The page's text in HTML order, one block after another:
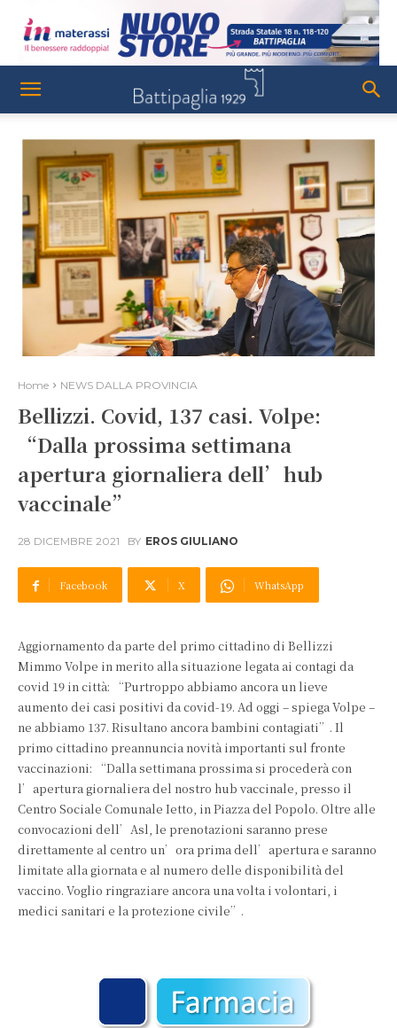
Home NEWS DALLA PROVINCIA
Bellizzi. Covid, 137 casi. Volpe:
“Dalla prossima settimana
apertura giornaliera dell’hub
vaccinale”
28 DICEMBRE 2021 BY EROS GIULIANO
Facebook X WhatsApp
Aggiornamento da parte del primo cittadino di Bellizzi
Mimmo Volpe in merito alla situazione legata ai contagi da
covid 19 in città: “Purtroppo abbiamo ancora un lieve
aumento dei casi positivi da covid-19. Ad oggi – spiega Volpe –
ne abbiamo 137. Risultano ancora bambini contagiati”. Il
primo cittadino preannuncia novità importanti sul fronte
vaccinazioni: “Dalla settimana prossima si procederà con
l’apertura giornaliera del nostro hub vaccinale, presso il
Centro Sociale Comunale Ietto, in Piazza del Popolo. Oltre alle
convocazioni dell’Asl, le prenotazioni saranno prese
direttamente al centro un’ora prima dell’apertura e saranno
limitate alla giornata e al numero delle disponibilità del
vaccino. Voglio ringraziare ancora una volta i volontari, i
medici sanitari e la protezione civile”.